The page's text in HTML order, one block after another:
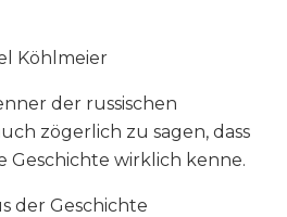
Köhlmeier
der russischen
zögerlich zu sagen, dass
Geschichte wirklich kenne.
der Geschichte